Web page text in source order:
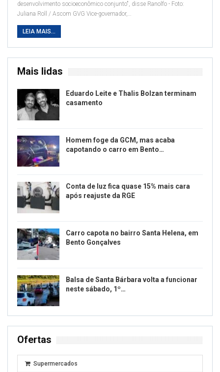
desenvolvimento socioeconômico conjunto", disse Ranolfo - Foto:
Juliana Roll / Ascom GVG Vice-governador,…
LEIA MAIS...
Mais lidas
Eduardo Leite e Thalis Bolzan terminam
casamento
Homem foge da GCM, mas acaba
capotando o carro em Bento…
Conta de luz fica quase 15% mais cara
após reajuste da RGE
Carro capota no bairro Santa Helena, em
Bento Gonçalves
Balsa de Santa Bárbara volta a funcionar
neste sábado, 1º…
Ofertas
Supermercados